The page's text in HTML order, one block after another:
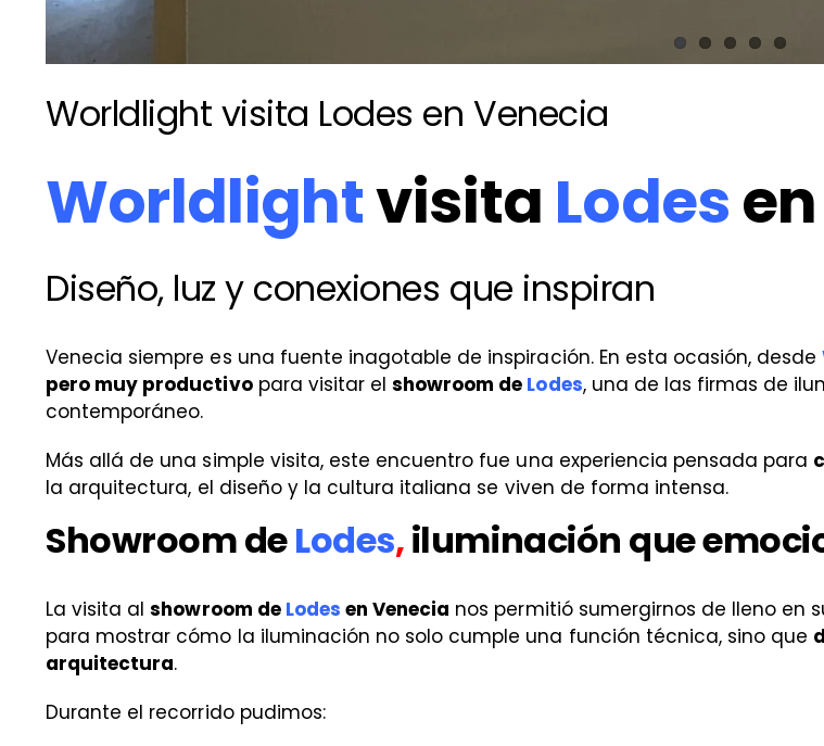
Worldlight visita Lodes en Venecia
Worldlightvisita Lodes
Diseño, luz y conexiones que inspiran
Venecia siempre es una fuente inagotable de inspiración. En esta ocasión, desde
pero muy productivopara visitar elshowroom de Lodes, una de las firmas de
contemporáneo.
Más allá de una simple visita, este encuentro fue una experiencia pensada para
la arquitectura, el diseño y la cultura italiana se viven de forma intensa.
Showroom deLodes,iluminación que
La visita alshowroom de Lodes en Venecia nos permitió sumergirnos de lleno en
para mostrar cómo la iluminación no solo cumple una función técnica, sino que
arquitectura.
Durante el recorrido pudimos: